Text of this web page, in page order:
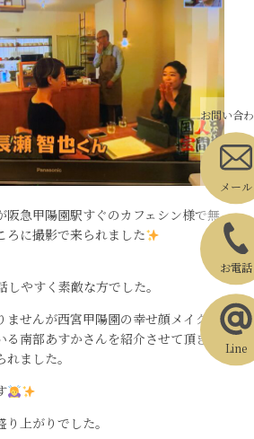
阪急甲陽園駅すぐのカフェシン様で無
ろに撮影で来られました
やすく素敵な方でした。
ませんが西宮甲陽園の幸せ顔メイクと
南部あすかさんを紹介させて頂き見
ました。
上がりでした。
お問い合
メール
お電話
Line